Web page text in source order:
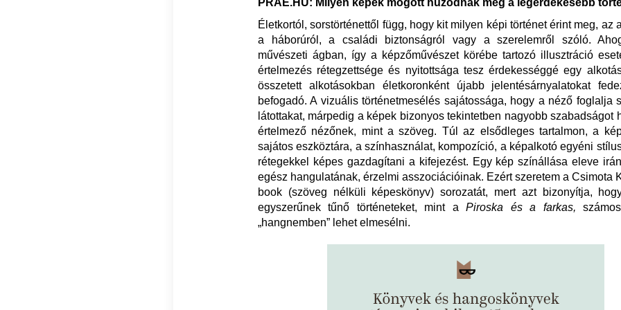
PRAE.HU: Milyen képek mögött húzódnak meg a legérdekesebb
Életkortól, sorstörténettől függ, hogy kit milyen képi történet érint meg, az
a háborúról, a családi biztonságról vagy a szerelemről szóló.
művészeti ágban, így a képzőművészet körébe tartozó illusztráció
értelmezés rétegzettsége és nyitottsága tesz érdekességgé egy
összetett alkotásokban életkoronként újabb jelentésárnyalatokat
befogadó. A vizuális történetmesélés sajátossága, hogy a néző foglalja
látottakat, márpedig a képek bizonyos tekintetben nagyobb szabadságot
értelmező nézőnek, mint a szöveg. Túl az elsődleges tartalmon, a
sajátos eszköztára, a színhasználat, kompozíció, a képalkotó egyéni
rétegekkel képes gazdagítani a kifejezést. Egy kép színállása eleve
egész hangulatának, érzelmi asszociációinak. Ezért szeretem a Csimota
book (szöveg nélküli képeskönyv) sorozatát, mert azt bizonyítja,
egyszerűnek tűnő történeteket, mint aPiroska és a farkas,
„hangnemben” lehet elmesélni.